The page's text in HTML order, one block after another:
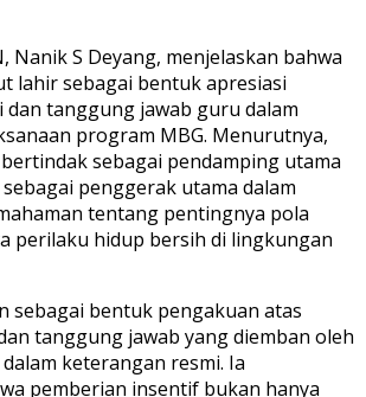
Nanik S Deyang, menjelaskan bahwa
lahir sebagai bentuk apresiasi
dan tanggung jawab guru dalam
program MBG. Menurutnya,
sebagai pendamping utama
penggerak utama dalam
tentang pentingnya pola
perilaku hidup bersih di lingkungan
sebagai bentuk pengakuan atas
tanggung jawab yang diemban oleh
keterangan resmi. Ia
pemberian insentif bukan hanya